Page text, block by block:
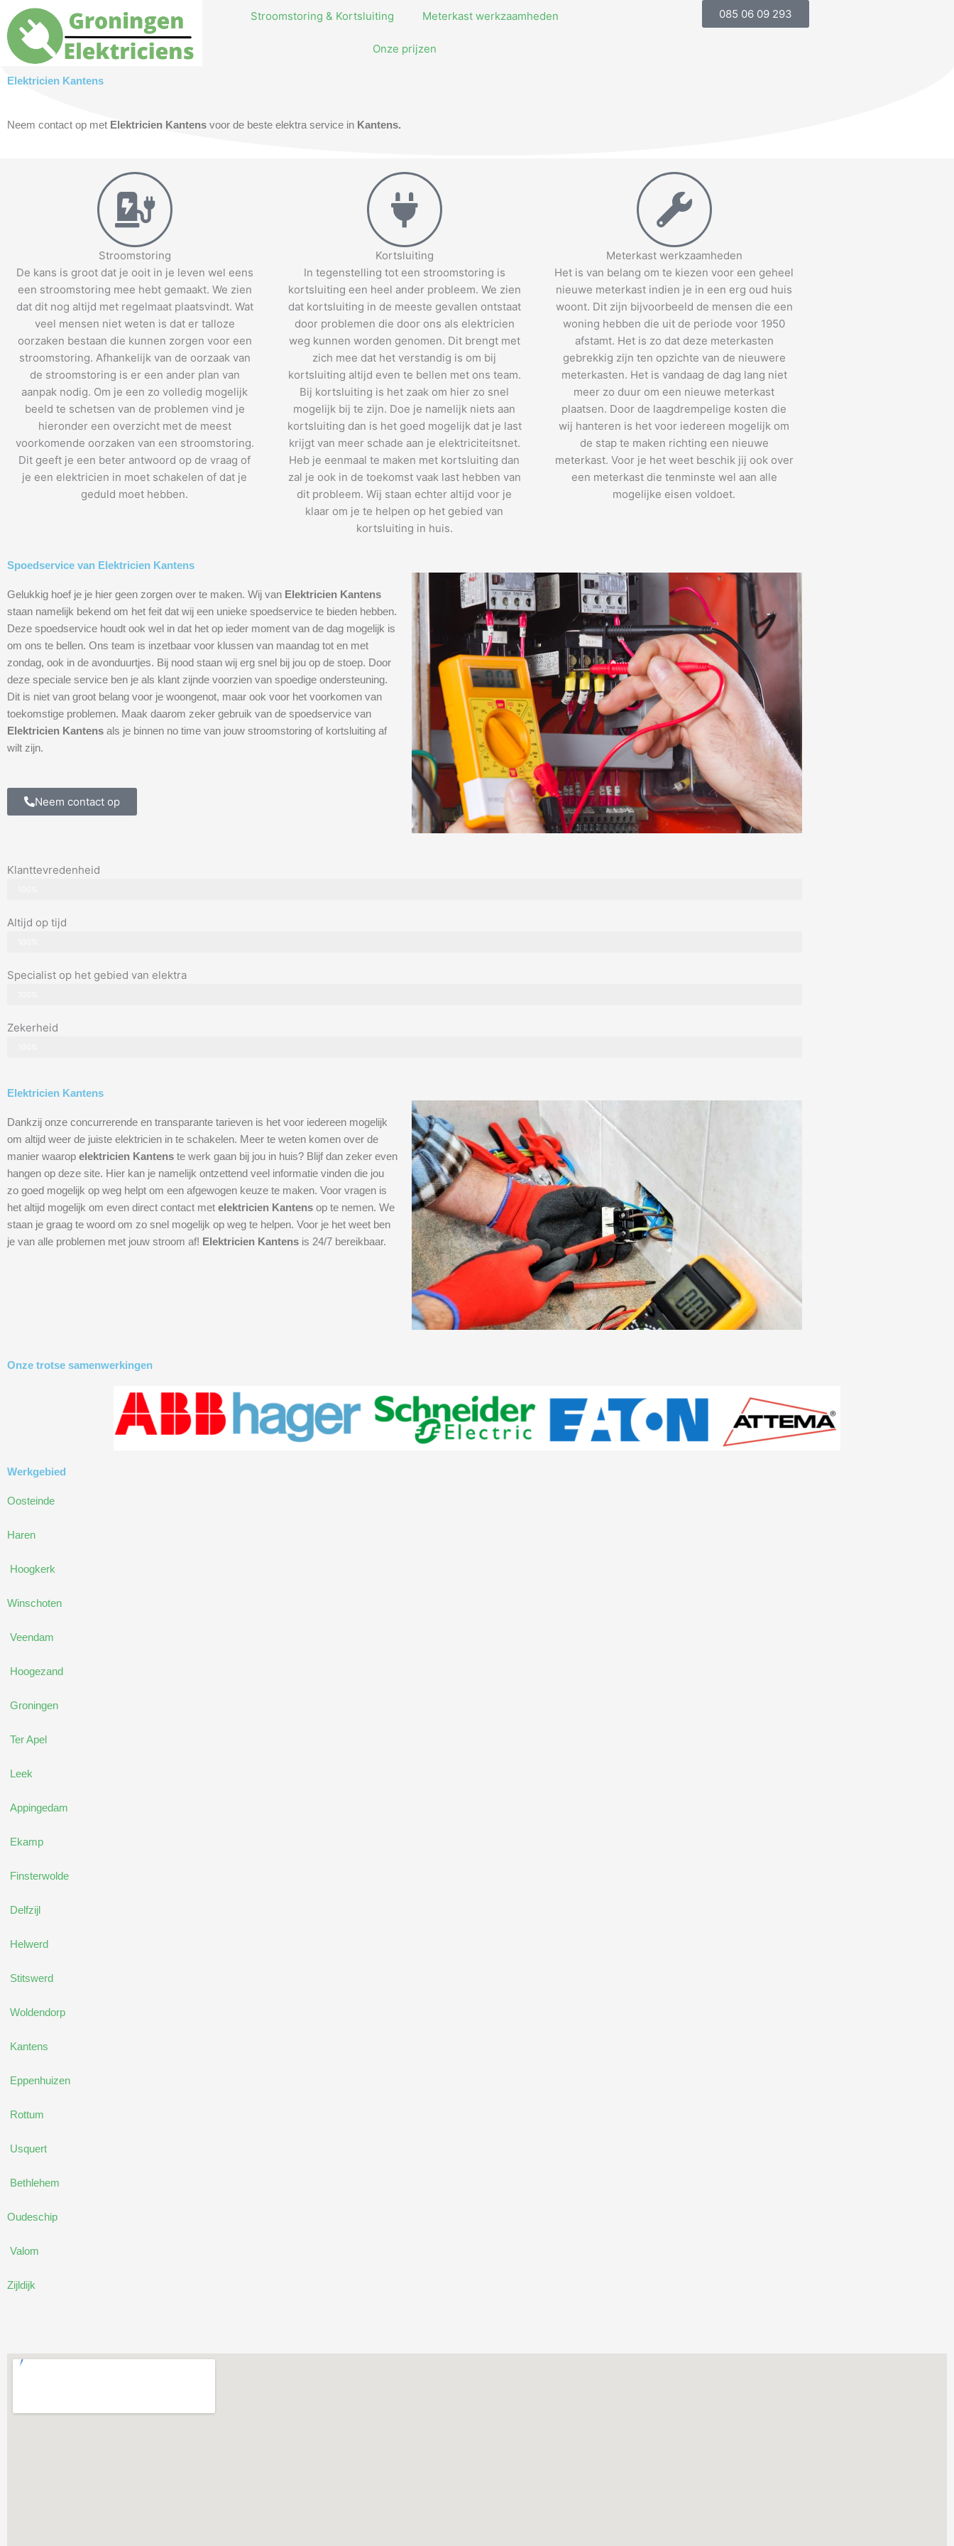
to
content
Stroomstoring & Kortsluiting Meterkast werkzaamheden
Onze prijzen
085 06 09 293
Elektricien Kantens
Neem contact op met Elektricien Kantens voor de beste elektra service in Kantens.
Stroomstoring
De kans is groot dat je ooit in je leven wel eens
een stroomstoring mee hebt gemaakt. We zien
dat dit nog altijd met regelmaat plaatsvindt. Wat
veel mensen niet weten is dat er talloze
oorzaken bestaan die kunnen zorgen voor een
stroomstoring. Afhankelijk van de oorzaak van
de stroomstoring is er een ander plan van
aanpak nodig. Om je een zo volledig mogelijk
beeld te schetsen van de problemen vind je
hieronder een overzicht met de meest
voorkomende oorzaken van een stroomstoring.
Dit geeft je een beter antwoord op de vraag of
je een elektricien in moet schakelen of dat je
geduld moet hebben.
Kortsluiting
In tegenstelling tot een stroomstoring is
kortsluiting een heel ander probleem. We zien
dat kortsluiting in de meeste gevallen ontstaat
door problemen die door ons als elektricien
weg kunnen worden genomen. Dit brengt met
zich mee dat het verstandig is om bij
kortsluiting altijd even te bellen met ons team.
Bij kortsluiting is het zaak om hier zo snel
mogelijk bij te zijn. Doe je namelijk niets aan
kortsluiting dan is het goed mogelijk dat je last
krijgt van meer schade aan je elektriciteitsnet.
Heb je eenmaal te maken met kortsluiting dan
zal je ook in de toekomst vaak last hebben van
dit probleem. Wij staan echter altijd voor je
klaar om je te helpen op het gebied van
kortsluiting in huis.
Meterkast werkzaamheden
Het is van belang om te kiezen voor een geheel
nieuwe meterkast indien je in een erg oud huis
woont. Dit zijn bijvoorbeeld de mensen die een
woning hebben die uit de periode voor 1950
afstamt. Het is zo dat deze meterkasten
gebrekkig zijn ten opzichte van de nieuwere
meterkasten. Het is vandaag de dag lang niet
meer zo duur om een nieuwe meterkast
plaatsen. Door de laagdrempelige kosten die
wij hanteren is het voor iedereen mogelijk om
de stap te maken richting een nieuwe
meterkast. Voor je het weet beschik jij ook over
een meterkast die tenminste wel aan alle
mogelijke eisen voldoet.
Spoedservice van Elektricien Kantens
Gelukkig hoef je je hier geen zorgen over te maken. Wij van Elektricien Kantens
staan namelijk bekend om het feit dat wij een unieke spoedservice te bieden hebben.
Deze spoedservice houdt ook wel in dat het op ieder moment van de dag mogelijk is
om ons te bellen. Ons team is inzetbaar voor klussen van maandag tot en met
zondag, ook in de avonduurtjes. Bij nood staan wij erg snel bij jou op de stoep. Door
deze speciale service ben je als klant zijnde voorzien van spoedige ondersteuning.
Dit is niet van groot belang voor je woongenot, maar ook voor het voorkomen van
toekomstige problemen. Maak daarom zeker gebruik van de spoedservice van
Elektricien Kantens als je binnen no time van jouw stroomstoring of kortsluiting af
wilt zijn.
Neem contact op
Klanttevredenheid
Altijd op tijd
Specialist op het gebied van elektra
Zekerheid
Elektricien Kantens
Dankzij onze concurrerende en transparante tarieven is het voor iedereen mogelijk
om altijd weer de juiste elektricien in te schakelen. Meer te weten komen over de
manier waarop elektricien Kantens te werk gaan bij jou in huis? Blijf dan zeker even
hangen op deze site. Hier kan je namelijk ontzettend veel informatie vinden die jou
zo goed mogelijk op weg helpt om een afgewogen keuze te maken. Voor vragen is
het altijd mogelijk om even direct contact met elektricien Kantens op te nemen. We
staan je graag te woord om zo snel mogelijk op weg te helpen. Voor je het weet ben
je van alle problemen met jouw stroom af! Elektricien Kantens is 24/7 bereikbaar.
Onze trotse samenwerkingen
Werkgebied
Oosteinde
Haren
Hoogkerk
Winschoten
Veendam
Hoogezand
Groningen
Ter Apel
Leek
Appingedam
Ekamp
Finsterwolde
Delfzijl
Helwerd
Stitswerd
Woldendorp
Kantens
Eppenhuizen
Rottum
Usquert
Bethlehem
Oudeschip
Valom
Zijldijk